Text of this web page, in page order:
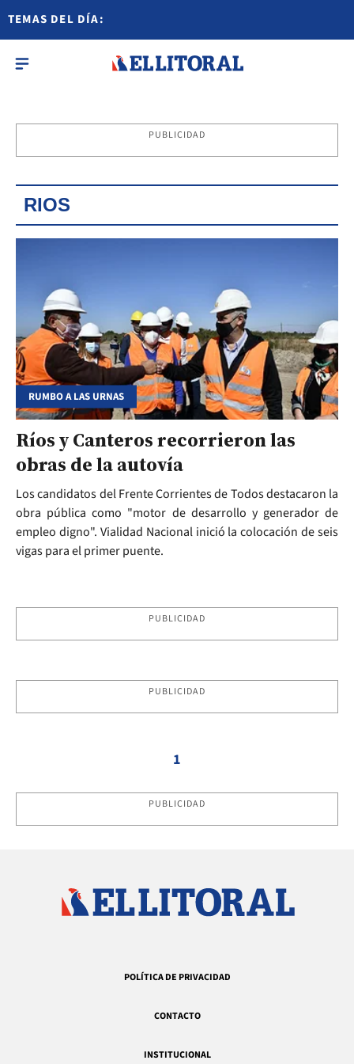
TEMAS DEL DÍA:
PUBLICIDAD
RIOS
RUMBO A LAS URNAS
Ríos y Canteros recorrieron las
obras de la autovía
Los candidatos del Frente Corrientes de Todos destacaron la
obra pública como "motor de desarrollo y generador de
empleo digno". Vialidad Nacional inició la colocación de seis
vigas para el primer puente.
PUBLICIDAD
PUBLICIDAD
1
PUBLICIDAD
POLÍTICA DE PRIVACIDAD
CONTACTO
INSTITUCIONAL